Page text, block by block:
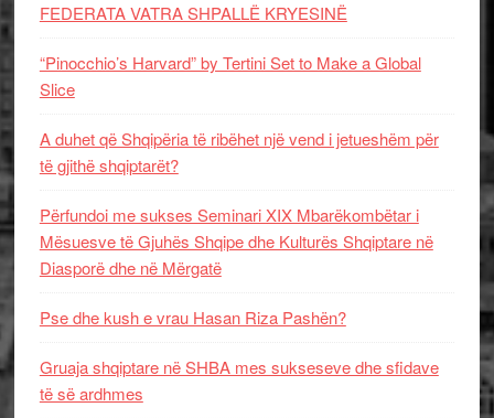
FEDERATA VATRA SHPALLË KRYESINË
“Pinocchio’s Harvard” by Tertini Set to Make a Global
Slice
A duhet që Shqipëria të ribëhet një vend i jetueshëm për
të gjithë shqiptarët?
Përfundoi me sukses Seminari XIX Mbarëkombëtar i
Mësuesve të Gjuhës Shqipe dhe Kulturës Shqiptare në
Diasporë dhe në Mërgatë
Pse dhe kush e vrau Hasan Riza Pashën?
Gruaja shqiptare në SHBA mes sukseseve dhe sfidave
të së ardhmes